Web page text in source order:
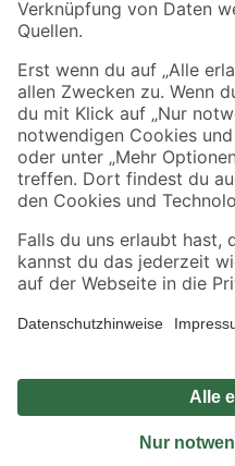
Sicher einkaufen
Jetzt die toom-App
Alle Preisangaben in EUR inkl. gesetzl.
Umständen nicht in allen Märkten
Produkte nur solange der Vorrat reicht.
*Paketversand ab 59 € versandkostenfrei,
Privatsphäre
Nutzungsbedingungen